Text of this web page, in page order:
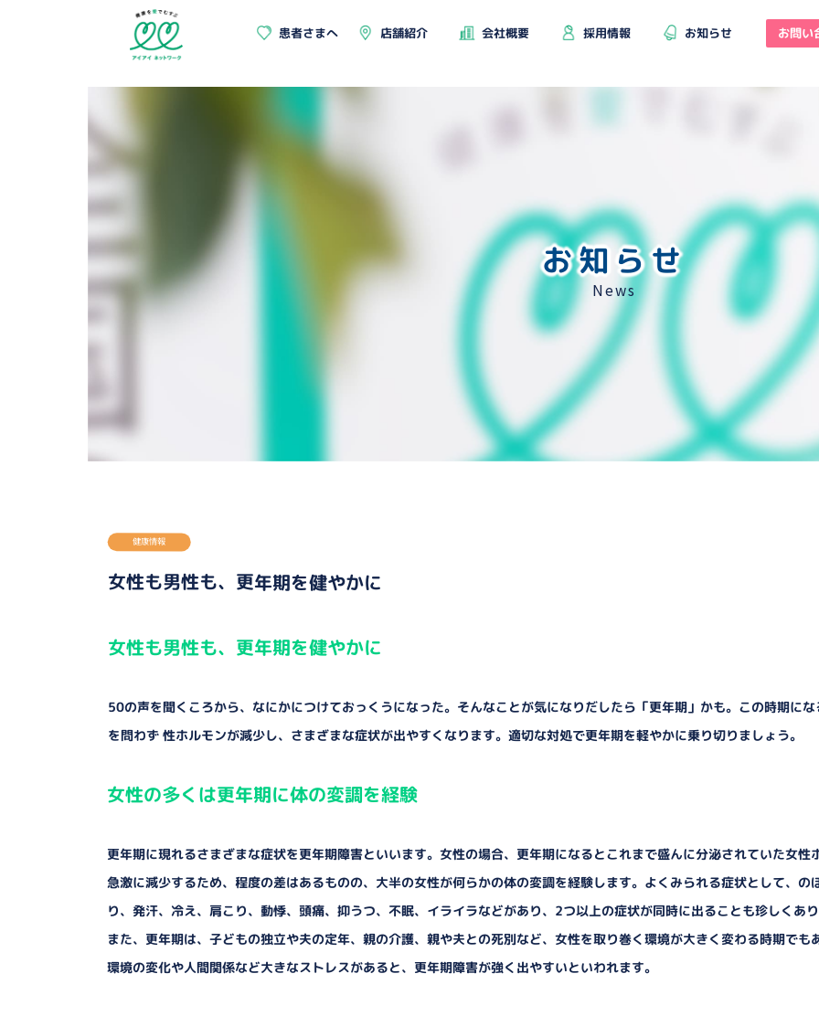
患者さまへ 店舗紹介 会社概要 採用情報 お知らせ お問い
お知らせ
News
健康情報
女性も男性も、更年期を健やかに
女性も男性も、更年期を健やかに
50の声を聞くころから、なにかにつけておっくうになった。そんなことが気になりだしたら「更年期」かも。この時期に
を問わず 性ホルモンが減少し、さまざまな症状が出やすくなります。適切な対処で更年期を軽やかに乗り切りましょう。
女性の多くは更年期に体の変調を経験
更年期に現れるさまざまな症状を更年期障害といいます。女性の場合、更年期になるとこれまで盛んに分泌されていた女性
急激に減少するため、程度の差はあるものの、大半の女性が何らかの体の変調を経験します。よくみられる症状として、の
り、発汗、冷え、肩こり、動悸、頭痛、抑うつ、不眠、イライラなどがあり、2つ以上の症状が同時に出ることも珍しくあ
また、更年期は、子どもの独立や夫の定年、親の介護、親や夫との死別など、女性を取り巻く環境が大きく変わる時期でも
環境の変化や人間関係など大きなストレスがあると、更年期障害が強く出やすいといわれます。